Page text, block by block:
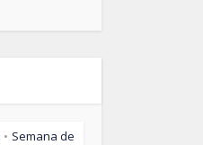
• Semana de